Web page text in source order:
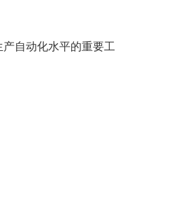
自动化水平的重要工